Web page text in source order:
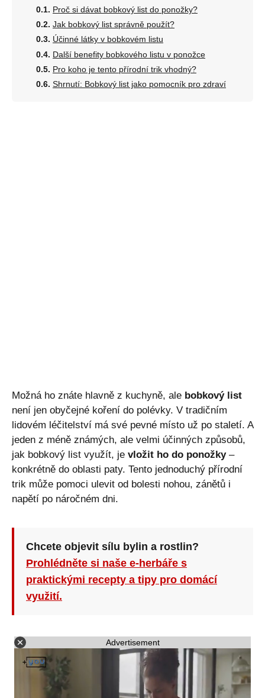
Proč si dávat bobkový list do ponožky?
Jak bobkový list správně použít?
Účinné látky v bobkovém listu
Další benefity bobkového listu v ponožce
Pro koho je tento přírodní trik vhodný?
Shrnutí: Bobkový list jako pomocník pro zdraví
Možná ho znáte hlavně z kuchyně, ale bobkový list
není jen obyčejné koření do polévky. V tradičním
lidovém léčitelství má své pevné místo už po staletí. A
jeden z méně známých, ale velmi účinných způsobů,
jak bobkový list využít, je vložit ho do ponožky–
konkrétně do oblasti paty. Tento jednoduchý přírodní
trik může pomoci ulevit od bolesti nohou, zánětů i
napětí po náročném dni.
Chcete objevit sílu bylin a rostlin?
Prohlédněte si naše e-herbáře s
praktickými recepty a tipy pro domácí
využití.
Advertisement